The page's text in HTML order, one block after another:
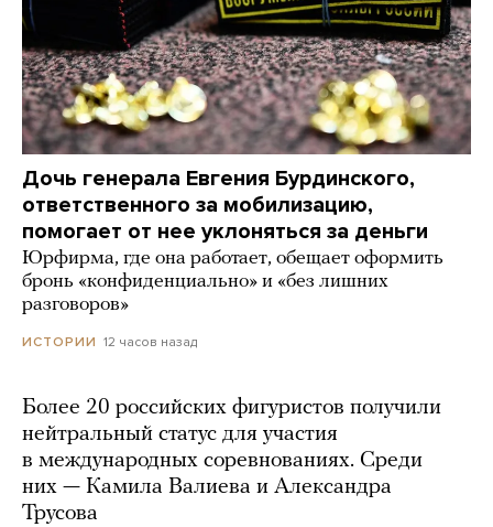
Дочь генерала Евгения Бурдинского,
ответственного за мобилизацию,
помогает от нее уклоняться за деньги
Юрфирма, где она работает, обещает оформить
бронь «конфиденциально» и «без лишних
разговоров»
ИСТОРИИ 12 часов назад
Более 20 российских фигуристов получили
нейтральный статус для участия
в международных соревнованиях. Среди
них — Камила Валиева и Александра
Трусова